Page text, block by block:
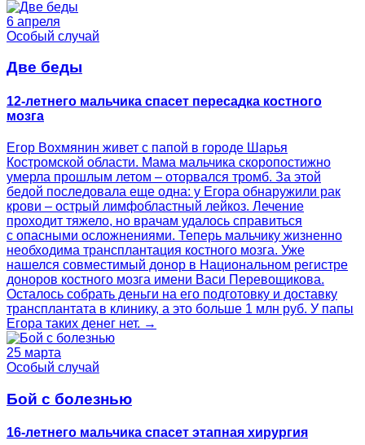
6 апреля
Особый случай
Две беды
12-летнего мальчика спасет пересадка костного
мозга
Егор Вохмянин живет с папой в городе Шарья
Костромской области. Мама мальчика скоропостижно
умерла прошлым летом – оторвался тромб. За этой
бедой последовала еще одна: у Егора обнаружили рак
крови – острый лимфобластный лейкоз. Лечение
проходит тяжело, но врачам удалось справиться
с опасными осложнениями. Теперь мальчику жизненно
необходима трансплантация костного мозга. Уже
нашелся совместимый донор в Национальном регистре
доноров костного мозга имени Васи Перевощикова.
Осталось собрать деньги на его подготовку и доставку
трансплантата в клинику, а это больше 1 млн руб. У папы
Егора таких денег нет. →
25 марта
Особый случай
Бой с болезнью
16-летнего мальчика спасет этапная хирургия